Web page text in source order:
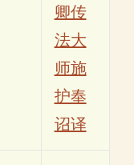
卿传
法大
师施
护奉
诏译